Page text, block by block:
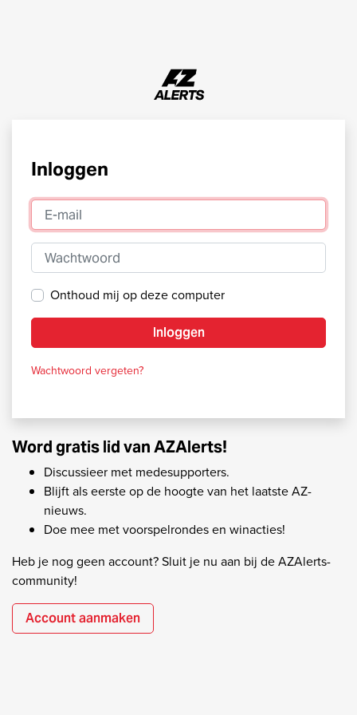
Inloggen
E-mail
Wachtwoord
Onthoud mij op deze computer
Inloggen
Wachtwoord vergeten?
Word gratis lid van AZAlerts!
Discussieer met medesupporters.
Blijft als eerste op de hoogte van het laatste AZ-
nieuws.
Doe mee met voorspelrondes en winacties!
Heb je nog geen account? Sluit je nu aan bij de AZAlerts-
community!
Account aanmaken